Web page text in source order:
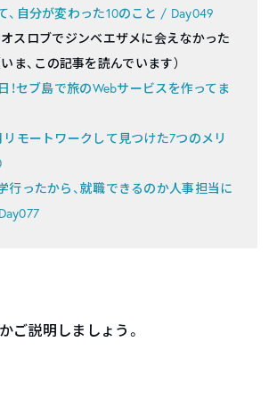
、自分が変わった10のこと / Day049
スロブでジンベエザメに会えなかった
ま、この記事を読んでいます）
！セブ島で旅のWebサービスを作ってま
モートワークして見つけた7つのメリ
行ったから、就職できるのか人事担当に
ご説明しましょう。